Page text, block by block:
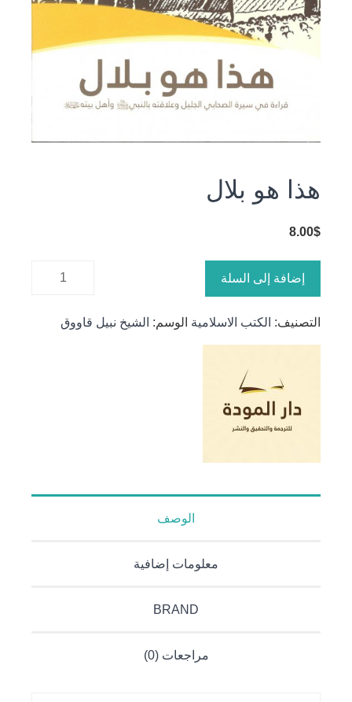
هذا هو بلال
8.00$
كمية هذا
إضافة إلى السلة
التصنيف: الكتب الاسلامية الوسم: الشيخ نبيل قاووق
الوصف
معلومات إضافية
BRAND
مراجعات (0)